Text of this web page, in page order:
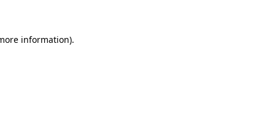
information).